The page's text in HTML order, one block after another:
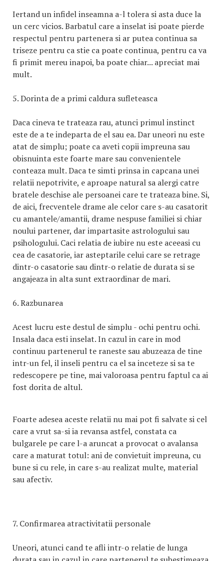
Iertand un infidel inseamna a-l tolera si asta duce la
un cerc vicios. Barbatul care a inselat isi poate pierde
respectul pentru partenera si ar putea continua sa
triseze pentru ca stie ca poate continua, pentru ca va
fi primit mereu inapoi, ba poate chiar... apreciat mai
mult.
5. Dorinta de a primi caldura sufleteasca
Daca cineva te trateaza rau, atunci primul instinct
este de a te indeparta de el sau ea. Dar uneori nu este
atat de simplu; poate ca aveti copii impreuna sau
obisnuinta este foarte mare sau convenientele
conteaza mult. Daca te simti prinsa in capcana unei
relatii nepotrivite, e aproape natural sa alergi catre
bratele deschise ale persoanei care te trateaza bine. Si,
de aici, frecventele drame ale celor care s-au casatorit
cu amantele/amantii, drame nespuse familiei si chiar
noului partener, dar impartasite astrologului sau
psihologului. Caci relatia de iubire nu este aceeasi cu
cea de casatorie, iar asteptarile celui care se retrage
dintr-o casatorie sau dintr-o relatie de durata si se
angajeaza in alta sunt extraordinar de mari.
6. Razbunarea
Acest lucru este destul de simplu - ochi pentru ochi.
Insala daca esti inselat. In cazul in care in mod
continuu partenerul te raneste sau abuzeaza de tine
intr-un fel, il inseli pentru ca el sa inceteze si sa te
redescopere pe tine, mai valoroasa pentru faptul ca ai
fost dorita de altul.
Foarte adesea aceste relatii nu mai pot fi salvate si cel
care a vrut sa-si ia revansa astfel, constata ca
bulgarele pe care l-a aruncat a provocat o avalansa
care a maturat totul: ani de convietuit impreuna, cu
bune si cu rele, in care s-au realizat multe, material
sau afectiv.
7. Confirmarea atractivitatii personale
Uneori, atunci cand te afli intr-o relatie de lunga